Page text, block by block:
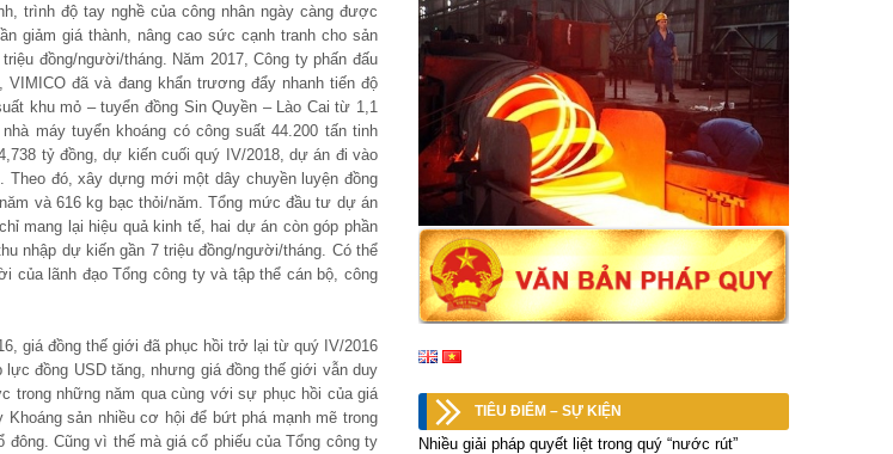
trình độ tay nghề của công nhân ngày càng được
giảm giá thành, nâng cao sức cạnh tranh cho sản
đồng/người/tháng. Năm 2017, Công ty phấn đấu
đã và đang khẩn trương đẩy nhanh tiến độ
khu mỏ – tuyển đồng Sin Quyền – Lào Cai từ 1,1
máy tuyển khoáng có công suất 44.200 tấn tinh
tỷ đồng, dự kiến cuối quý IV/2018, dự án đi vào
Theo đó, xây dựng mới một dây chuyền luyện đồng
và 616 kg bạc thỏi/năm. Tổng mức đầu tư dự án
mang lại hiệu quả kinh tế, hai dự án còn góp phần
nhập dự kiến gần 7 triệu đồng/người/tháng. Có thể
của lãnh đạo Tổng công ty và tập thể cán bộ, công
giá đồng thế giới đã phục hồi trở lại từ quý IV/2016
đồng USD tăng, nhưng giá đồng thế giới vẫn duy
trong những năm qua cùng với sự phục hồi của giá
sản nhiều cơ hội để bứt phá mạnh mẽ trong
Cũng vì thế mà giá cổ phiếu của Tổng công ty
TIÊU ĐIỂM – SỰ KIỆN
Nhiều giải pháp quyết liệt trong quý “nước rút”